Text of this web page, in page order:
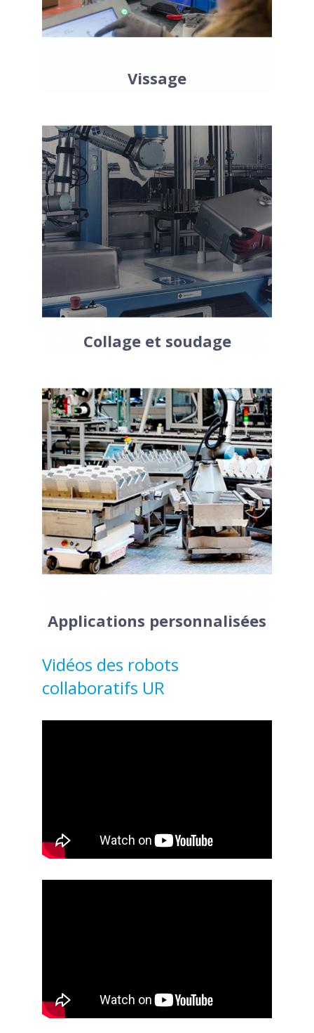
rotation infinie pour serrer et visser vos
objets sans efforts.
Vissage
Les bras collaboratifs sont également
utiles lorsqu’il s’agit de processus de
collage et / ou de soudage. Types de
soudages gérés par les bras robotiques
: TIG, MIG, points, arc, ultrason et
plasma. Les robots UR sont minutieux
ce qui leur permet d’accomplir
rapidement et efficacement les tâches
de collage.
Collage et soudage
Les applications précédentes sont les
exemples les plus fréquents d’utilisations
des robots UR. Vous ne trouvez pas
l’application adaptée à vos besoins ? Ce
n’est pas un problème. Les robots
collaboratifs ont été conçus pour
convenir à un maximum de tâches pour
les industriels. Contactez nous afin d’en
discuter et de trouver la solution
adaptée pour votre application.
Applications personnalisées
Vidéos des robots
collaboratifs UR